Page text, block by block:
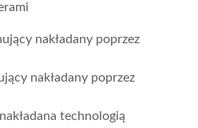
nakładany poprzez
nakładany poprzez
technologią